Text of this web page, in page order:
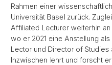
Rahmen einer
Universität Basel zurück.
Affiliated Lecturer weiterhin
wo er 2021 eine Anstellung
Lector und Director of Studies
Inzwischen lehrt und forscht